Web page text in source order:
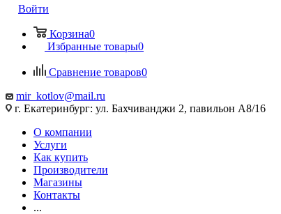
Войти
Корзина0
Избранные товары0
Сравнение товаров0
mir_kotlov@mail.ru
г. Екатеринбург: ул. Бахчиванджи 2, павильон А8/16
О компании
Услуги
Как купить
Производители
Магазины
Контакты
...